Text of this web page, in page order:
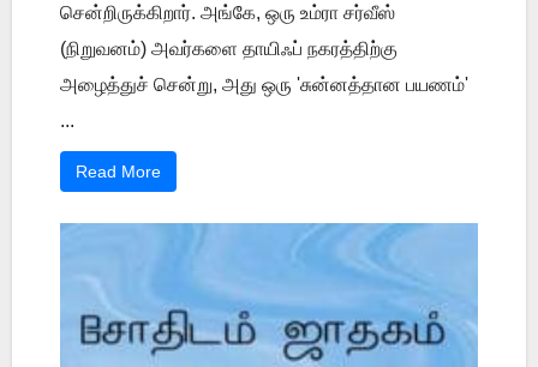
சென்றிருக்கிறார். அங்கே, ஒரு உம்ரா சர்வீஸ்
(நிறுவனம்) அவர்களை தாயிஃப் நகரத்திற்கு
அழைத்துச் சென்று, அது ஒரு 'சுன்னத்தான பயணம்'
...
Read More